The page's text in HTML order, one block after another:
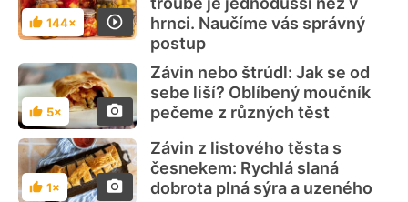
Hodnocení
144×
hrnci. Naučíme vás správný
postup
Hodnocení
5×
Závin nebo štrúdl: Jak se od
sebe liší? Oblíbený moučník
pečeme z různých těst
Hodnocení
1×
Závin z listového těsta s
česnekem: Rychlá slaná
dobrota plná sýra a uzeného